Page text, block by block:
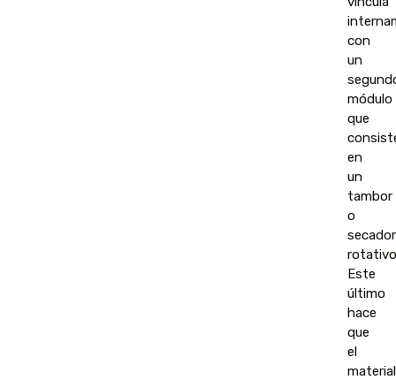
con
un
módulo
que
en
un
tambor
o
secador
Este
último
hace
que
el
material